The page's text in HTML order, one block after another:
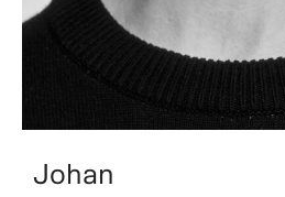
Johan